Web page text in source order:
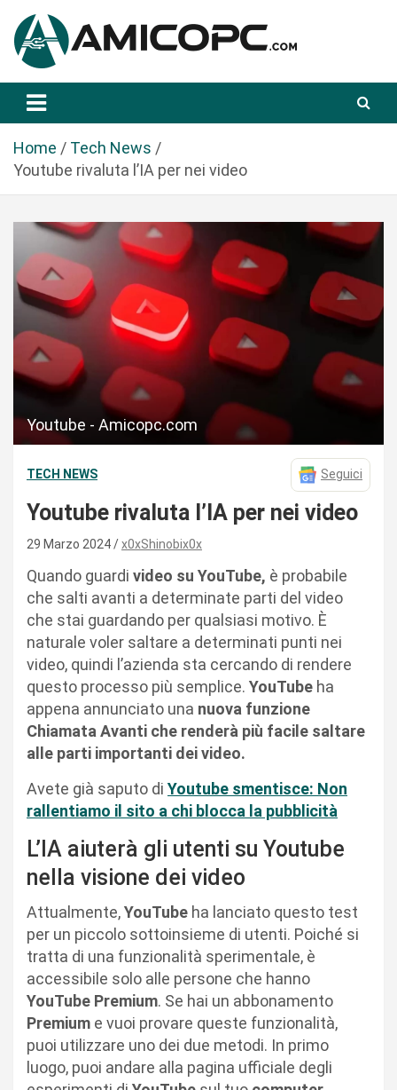
a
Amicopc.com
Home
Tech News
Youtube rivaluta l’IA per nei video
Youtube - Amicopc.com
TECH NEWS Seguici
Youtube rivaluta l’IA per nei video
29 Marzo 2024 x0xShinobix0x
Quando guardi video su YouTube, è probabile
che salti avanti a determinate parti del video
che stai guardando per qualsiasi motivo. È
naturale voler saltare a determinati punti nei
video, quindi l’azienda sta cercando di rendere
questo processo più semplice. YouTube ha
appena annunciato una nuova funzione
Chiamata Avanti che renderà più facile saltare
alle parti importanti dei video.
Avete già saputo di Youtube smentisce: Non
rallentiamo il sito a chi blocca la pubblicità
L’IA aiuterà gli utenti su Youtube
nella visione dei video
Attualmente,YouTube ha lanciato questo test
per un piccolo sottoinsieme di utenti. Poiché si
tratta di una funzionalità sperimentale, è
accessibile solo alle persone che hanno
YouTube Premium. Se hai un abbonamento
Premium e vuoi provare queste funzionalità,
puoi utilizzare uno dei due metodi. In primo
luogo, puoi andare alla pagina ufficiale degli